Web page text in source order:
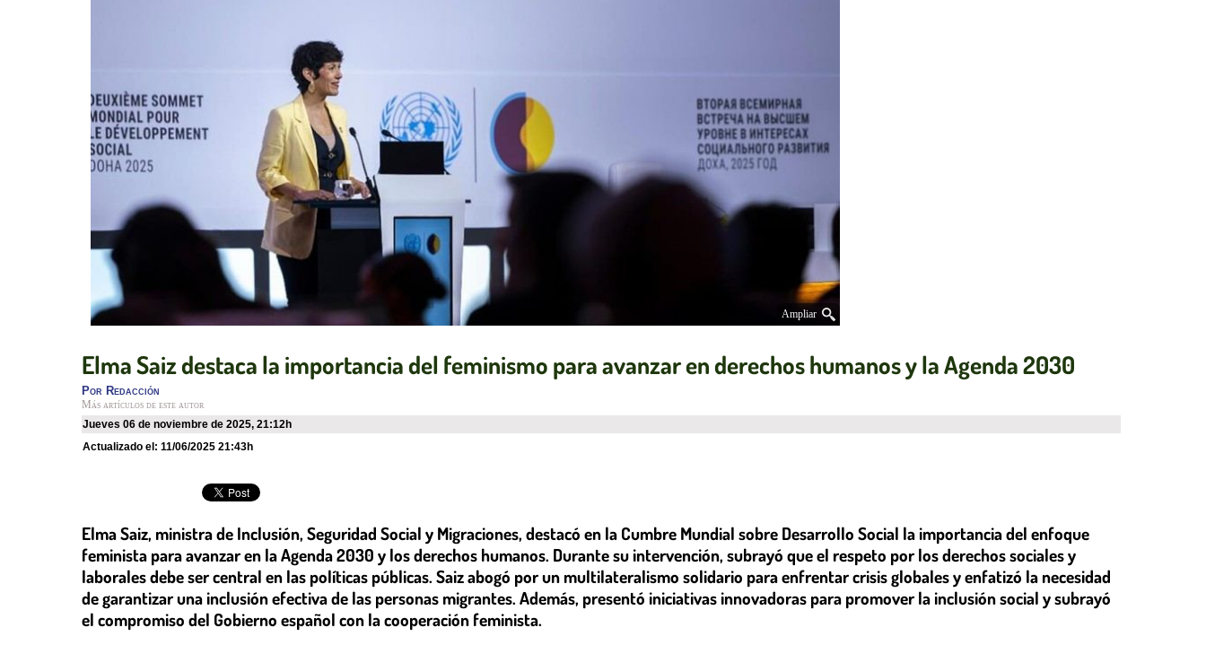
Ampliar
Elma Saiz destaca la importancia del feminismo para avanzar en derechos humanos y la Agenda 2030
Por Redacción
Más artículos de este autor
jueves 06 de noviembre de 2025, 21:12h
Actualizado el: 11/06/2025 21:43h
Elma Saiz, ministra de Inclusión, Seguridad Social y Migraciones, destacó en la Cumbre Mundial sobre Desarrollo Social la importancia del enfoque
feminista para avanzar en la Agenda 2030 y los derechos humanos. Durante su intervención, subrayó que el respeto por los derechos sociales y
laborales debe ser central en las políticas públicas. Saiz abogó por un multilateralismo solidario para enfrentar crisis globales y enfatizó la necesidad
de garantizar una inclusión efectiva de las personas migrantes. Además, presentó iniciativas innovadoras para promover la inclusión social y subrayó
el compromiso del Gobierno español con la cooperación feminista.